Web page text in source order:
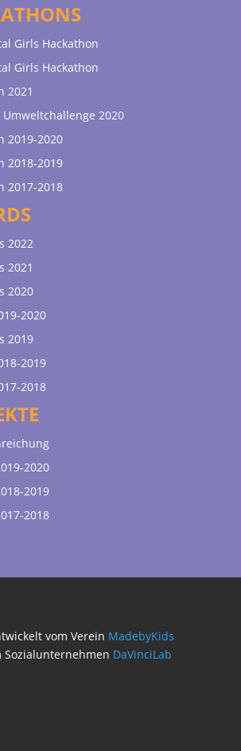
Girls Hackathon
Girls Hackathon
2021
2020
2019-2020
2018-2019
2017-2018
2022
2021
2020
2020
2019
2019
2018
2020
2019
2018
vom Verein MadebyKids
Sozialunternehmen DaVinciLab